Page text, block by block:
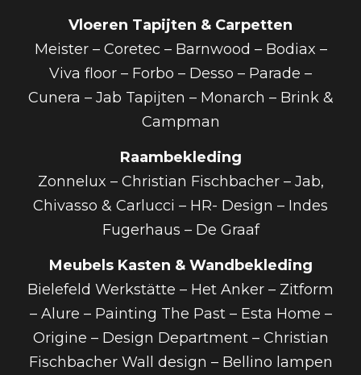
Vloeren Tapijten & Carpetten
Meister – Coretec – Barnwood – Bodiax –
Viva floor – Forbo – Desso – Parade –
Cunera – Jab Tapijten – Monarch – Brink &
Campman
Raambekleding
Zonnelux – Christian Fischbacher – Jab,
Chivasso & Carlucci – HR- Design – Indes
Fugerhaus – De Graaf
Meubels Kasten & Wandbekleding
Bielefeld Werkstätte – Het Anker – Zitform
– Alure – Painting The Past – Esta Home –
Origine – Design Department – Christian
Fischbacher Wall design – Bellino lampen